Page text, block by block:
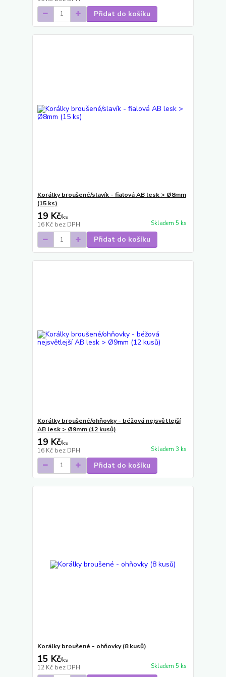
Přidat do košíku
Korálky broušené/slavík - fialová AB lesk > Ø8mm
(15 ks)
19 Kč/ks
16 Kč bez DPH Skladem 5 ks
Přidat do košíku
Korálky broušené/ohňovky - béžová nejsvětlejší
AB lesk > Ø9mm (12 kusů)
19 Kč/ks
16 Kč bez DPH Skladem 3 ks
Přidat do košíku
Korálky broušené - ohňovky (8 kusů)
15 Kč/ks
12 Kč bez DPH Skladem 5 ks